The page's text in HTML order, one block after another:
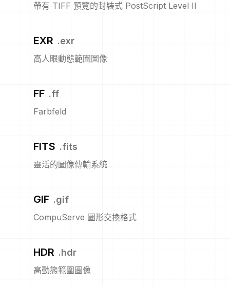
帶有 TIFF 預覽的封裝式 PostScript Level II
EXR .exr
高人眼動態範圍圖像
FF .ff
Farbfeld
FITS .fits
靈活的圖像傳輸系統
GIF .gif
CompuServe 圖形交換格式
HDR .hdr
高動態範圍圖像